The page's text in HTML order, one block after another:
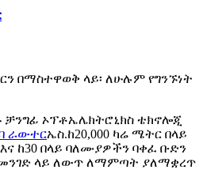
በማስተዋወቅ ላይ፡ ለሁሉም የግንኙነት
ቻንግፊ ኦፕቶኤሌክትሮኒክስ ቴክኖሎጂ
ራውተርኤስ.ከ20,000 ካሬ ሜትር በላይ
ከ30 በላይ ባለሙያዎችን ባቀፈ ቡድን
ላይ ለውጥ ለማምጣት ያለማቋረጥ